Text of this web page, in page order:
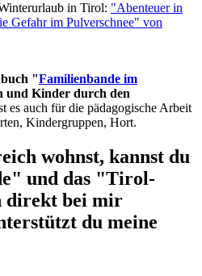
in Tirol: "Abenteuer in
Gefahr im Pulverschnee" von
"Familienbande im
und Kinder durch den
es auch für die pädagogische Arbeit
Kindergruppen, Hort.
wohnst, kannst du
und das "Tirol-
direkt bei mir
du meine